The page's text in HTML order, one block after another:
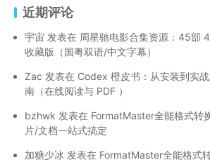
近期评论
宇宙 发表在 周星驰电影合集资源：45部
收藏版（国粤双语/中文字幕）
Zac 发表在 Codex 橙皮书：从安装到实
南（在线阅读与 PDF ）
bzhwk 发表在 FormatMaster全能格式转
片/文档一站式搞定
加糖少冰 发表在 FormatMaster全能格式